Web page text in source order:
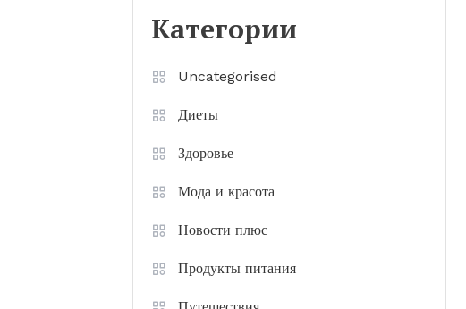
Категории
Uncategorised
Диеты
Здоровье
Мода и красота
Новости плюс
Продукты питания